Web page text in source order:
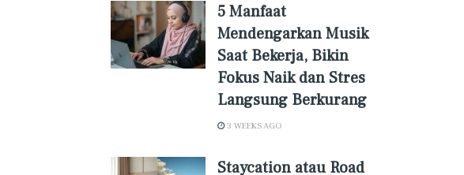
5 Manfaat
Mendengarkan Musik
Saat Bekerja, Bikin
Fokus Naik dan Stres
Langsung Berkurang
3 WEEKS AGO
Staycation atau Road